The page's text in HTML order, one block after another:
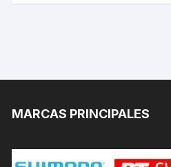
MARCAS PRINCIPALES